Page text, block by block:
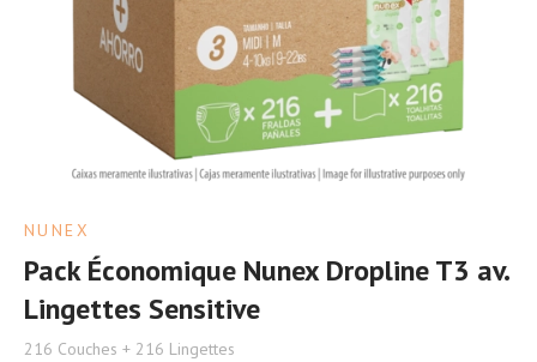
NUNEX
Pack Économique Nunex Dropline T3 av.
Lingettes Sensitive
216 Couches + 216 Lingettes